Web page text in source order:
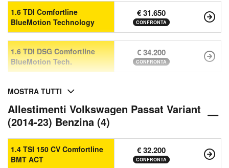
1.6 TDI Comfortline
BlueMotion Technology
€ 31.650
CONFRONTA
1.6 TDI DSG Comfortline
BlueMotion Tech.
€ 34.200
CONFRONTA
MOSTRA TUTTI
Allestimenti Volkswagen Passat Variant
(2014-23) Benzina (4)
1.4 TSI 150 CV Comfortline
BMT ACT
€ 32.200
CONFRONTA